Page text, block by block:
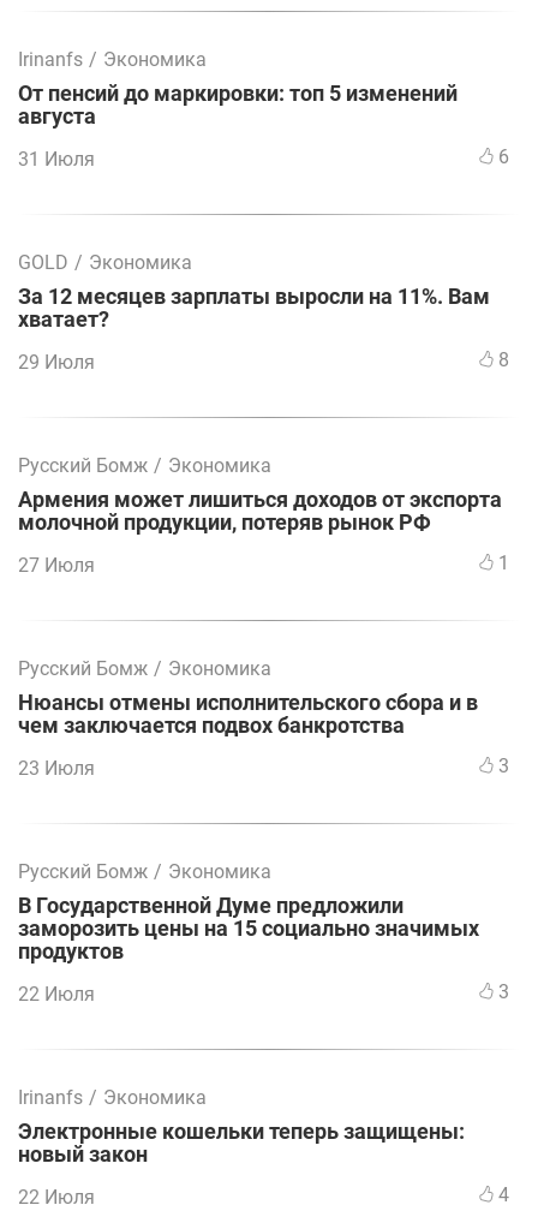
Irinanfs / Экономика
От пенсий до маркировки: топ 5 изменений
августа
31 Июля 6
GOLD / Экономика
За 12 месяцев зарплаты выросли на 11%. Вам
хватает?
29 Июля 8
Русский Бомж / Экономика
Армения может лишиться доходов от экспорта
молочной продукции, потеряв рынок РФ
27 Июля 1
Русский Бомж / Экономика
Нюансы отмены исполнительского сбора и в
чем заключается подвох банкротства
23 Июля 3
Русский Бомж / Экономика
В Государственной Думе предложили
заморозить цены на 15 социально значимых
продуктов
22 Июля 3
Irinanfs / Экономика
Электронные кошельки теперь защищены:
новый закон
22 Июля 4